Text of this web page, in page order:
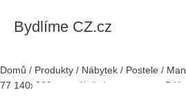
Bydlíme CZ.cz
Domů / Produkty / Nábytek / Postele /
77 140x200 cm s úložným prostorem